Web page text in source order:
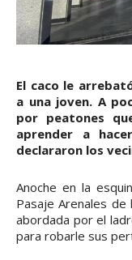
El caco le
a una joven. A
por peatones
aprender a
declararon los
Anoche en la
Pasaje Arenales
abordada por el
para robarle sus